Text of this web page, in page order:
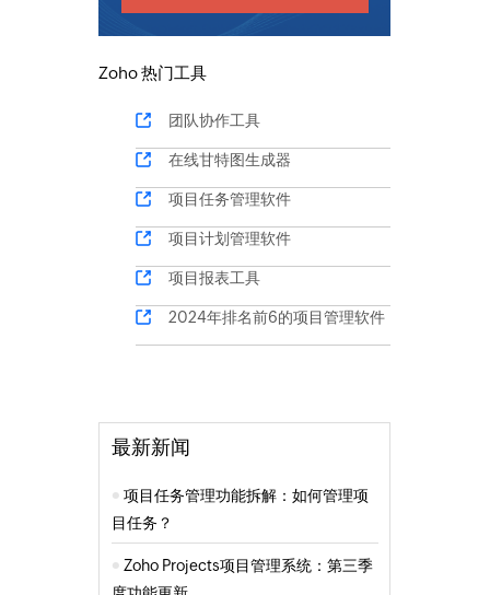
Zoho 热门工具
团队协作工具
在线甘特图生成器
项目任务管理软件
项目计划管理软件
项目报表工具
2024年排名前6的项目管理软件
最新新闻
项目任务管理功能拆解：如何管理项
目任务？
Zoho Projects项目管理系统：第三季